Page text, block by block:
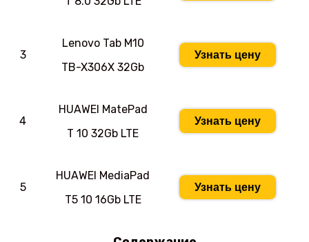
3
Lenovo Tab M10
TB-X306X 32Gb
Узнать цену
4
HUAWEI MatePad
T 10 32Gb LTE
Узнать цену
5
HUAWEI MediaPad
T5 10 16Gb LTE
Узнать цену